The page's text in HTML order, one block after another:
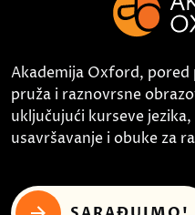
Akademija Oxford, pored
pruža i raznovrsne
uključujući kurseve
usavršavanje i obuke za